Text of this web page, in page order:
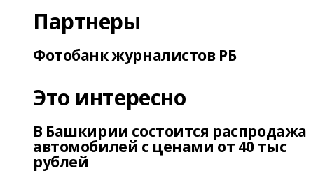
Партнеры
Фотобанк журналистов РБ
Это интересно
В Башкирии состоится распродажа
автомобилей с ценами от 40 тыс
рублей